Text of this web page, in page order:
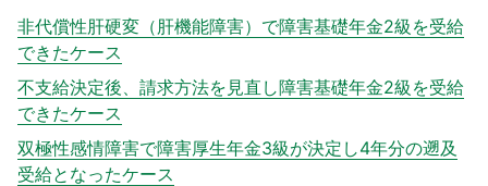
非代償性肝硬変（肝機能障害）で障害基礎年金2級を受給
できたケース
不支給決定後、請求方法を見直し障害基礎年金2級を受給
できたケース
双極性感情障害で障害厚生年金3級が決定し4年分の遡及
受給となったケース